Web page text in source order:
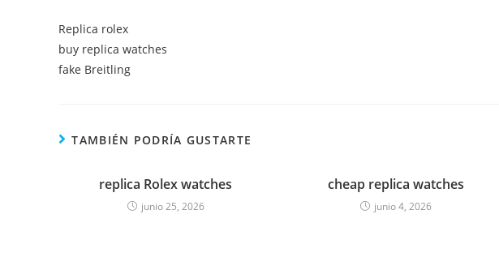
Replica rolex
buy replica watches
fake Breitling
TAMBIÉN PODRÍA GUSTARTE
replica Rolex watches
junio 25, 2026
cheap replica watches
junio 4, 2026